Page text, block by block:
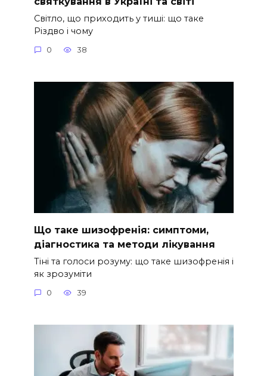
Світло, що приходить у тиші: що таке
Різдво і чому
0 38
Що таке шизофренія: симптоми,
діагностика та методи лікування
Тіні та голоси розуму: що таке шизофренія і
як зрозуміти
0 39